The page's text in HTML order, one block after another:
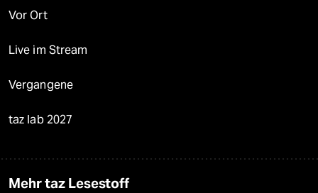
Vor Ort
Live im Stream
Vergangene
taz lab 2027
Mehr taz Lesestoff